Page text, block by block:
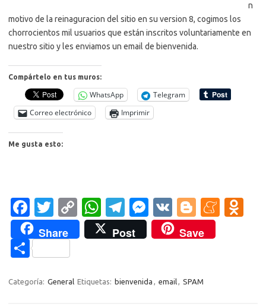
n
motivo de la reinaguracion del sitio en su version 8, cogimos los
chorrocientos mil usuarios que están inscritos voluntariamente en
nuestro sitio y les enviamos un email de bienvenida.
Compártelo en tus muros:
WhatsApp
Telegram
Correo electrónico
Imprimir
Me gusta esto:
Fa
c
e
b
o
T
w
it
te
r
C
o
p
Li
W
h
at
A
T
el
e
a
M
es
se
g
V
K
Bl
o
g
er
M
Share Post Save
C
m
Categoría: General Etiquetas: bienvenida , email, SPAM